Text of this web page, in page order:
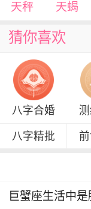
天秤
天蝎
猜你喜欢
八字合婚
八字精批
巨蟹座生活中